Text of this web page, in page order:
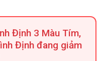
Định 3 Màu Tím,
Định đang giảm